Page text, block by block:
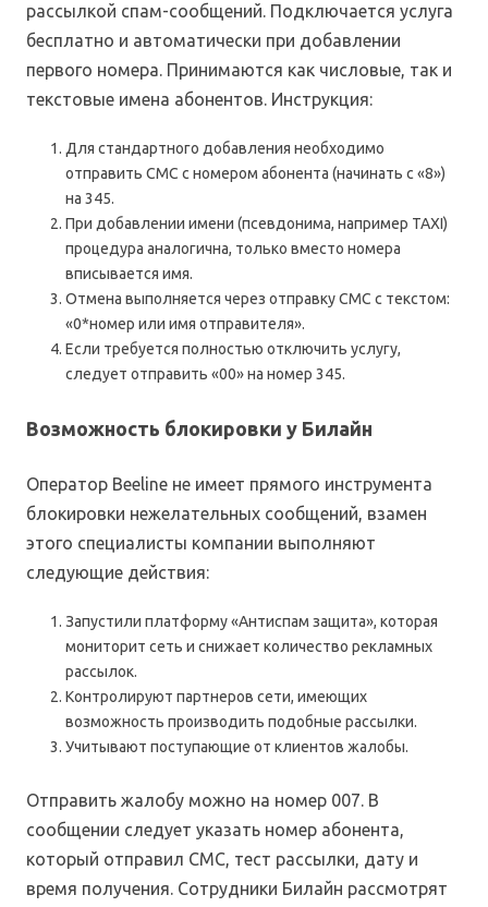
рассылкой спам-сообщений. Подключается услуга
бесплатно и автоматически при добавлении
первого номера. Принимаются как числовые, так и
текстовые имена абонентов. Инструкция:
Для стандартного добавления необходимо
отправить СМС с номером абонента (начинать с «8»)
на 345.
При добавлении имени (псевдонима, например TAXI)
процедура аналогична, только вместо номера
вписывается имя.
Отмена выполняется через отправку СМС с текстом:
«0*номер или имя отправителя».
Если требуется полностью отключить услугу,
следует отправить «00» на номер 345.
Возможность блокировки у Билайн
Оператор Beeline не имеет прямого инструмента
блокировки нежелательных сообщений, взамен
этого специалисты компании выполняют
следующие действия:
Запустили платформу «Антиспам защита», которая
мониторит сеть и снижает количество рекламных
рассылок.
Контролируют партнеров сети, имеющих
возможность производить подобные рассылки.
Учитывают поступающие от клиентов жалобы.
Отправить жалобу можно на номер 007. В
сообщении следует указать номер абонента,
который отправил СМС, тест рассылки, дату и
время получения. Сотрудники Билайн рассмотрят